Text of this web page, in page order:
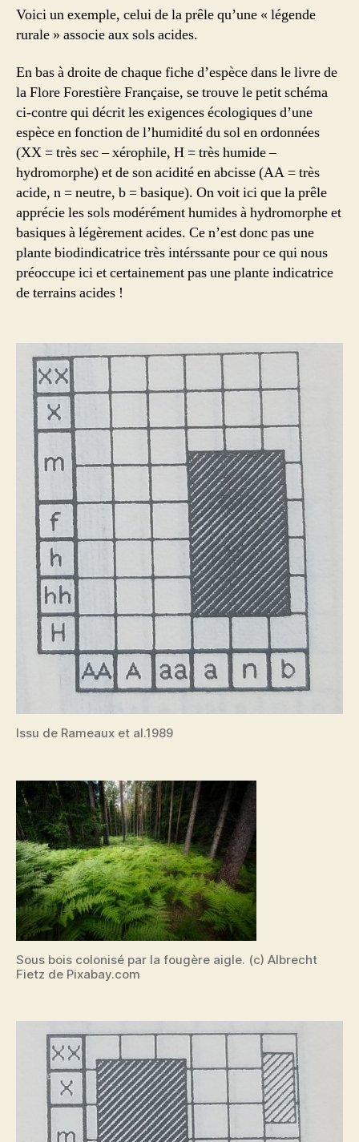
Voici un exemple, celui de la prêle qu’une « légende
rurale » associe aux sols acides.
En bas à droite de chaque fiche d’espèce dans le livre de
la Flore Forestière Française, se trouve le petit schéma
ci-contre qui décrit les exigences écologiques d’une
espèce en fonction de l’humidité du sol en ordonnées
(XX = très sec – xérophile, H = très humide –
hydromorphe) et de son acidité en abcisse (AA = très
acide, n = neutre, b = basique). On voit ici que la prêle
apprécie les sols modérément humides à hydromorphe et
basiques à légèrement acides. Ce n’est donc pas une
plante biodindicatrice très intérssante pour ce qui nous
préoccupe ici et certainement pas une plante indicatrice
de terrains acides !
Issu de Rameaux et al.1989
Sous bois colonisé par la fougère aigle. (c) Albrecht
Fietz de Pixabay.com